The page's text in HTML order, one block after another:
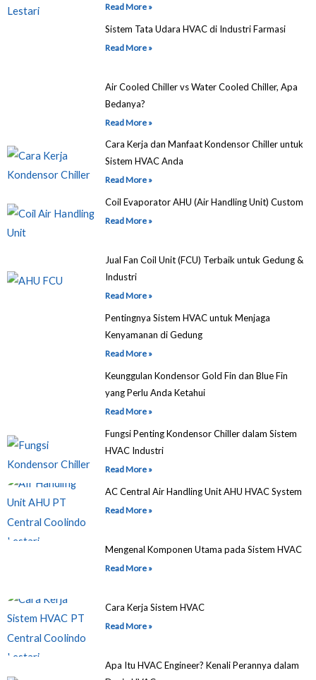
Read More »
Sistem Tata Udara HVAC di Industri Farmasi
Read More »
Air Cooled Chiller vs Water Cooled Chiller, Apa
Bedanya?
Read More »
Cara Kerja dan Manfaat Kondensor Chiller untuk
Sistem HVAC Anda
Read More »
Coil Evaporator AHU (Air Handling Unit) Custom
Read More »
Jual Fan Coil Unit (FCU) Terbaik untuk Gedung &
Industri
Read More »
Pentingnya Sistem HVAC untuk Menjaga
Kenyamanan di Gedung
Read More »
Keunggulan Kondensor Gold Fin dan Blue Fin
yang Perlu Anda Ketahui
Read More »
Fungsi Penting Kondensor Chiller dalam Sistem
HVAC Industri
Read More »
AC Central Air Handling Unit AHU HVAC System
Read More »
Mengenal Komponen Utama pada Sistem HVAC
Read More »
Cara Kerja Sistem HVAC
Read More »
Apa Itu HVAC Engineer? Kenali Perannya dalam